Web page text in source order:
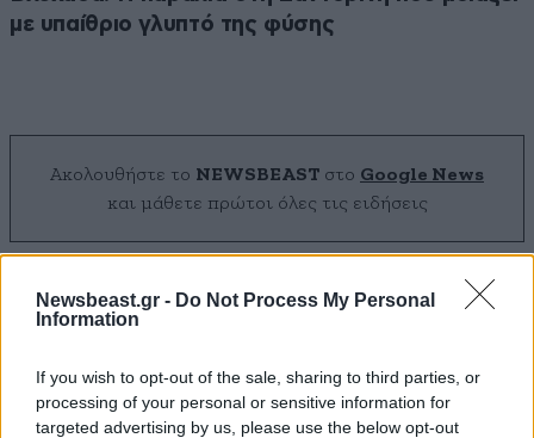
Newsbeast.gr - Do Not Process My Personal
Information
If you wish to opt-out of the sale, sharing to third parties, or
processing of your personal or sensitive information for
targeted advertising by us, please use the below opt-out
με υπαίθριο γλυπτό της φύσης
Ακολουθήστε το NEWSBEAST στο Google News
και μάθετε πρώτοι όλες τις ειδήσεις